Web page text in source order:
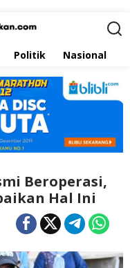
Politik Nasional
Beroperasi,
Hal Ini